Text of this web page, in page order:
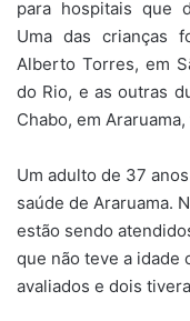
para hospitais que
Uma das crianças
Alberto Torres, em
do Rio, e as outras
Chabo, em
Um adulto de 37
saúde de Araruama.
estão sendo
que não teve a idade
avaliados e dois